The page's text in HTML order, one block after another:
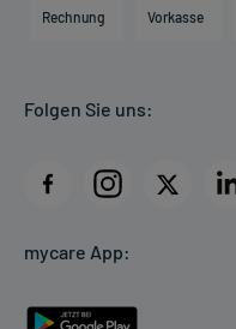
Direktabrechnung PKV
AGB
Datenschutz
Rückgabe/Widerruf
Rechnung Vorkasse
Folgen Sie uns:
mycare App: